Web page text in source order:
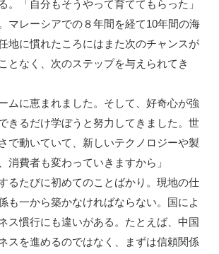
。「自分もそうやって育ててもらった」
マレーシアでの８年間を経て10年間の海
地に慣れたころにはまた次のチャンスが
となく、次のステップを与えられてき
ムに恵まれました。そして、好奇心が強
きるだけ学ぼうと努力してきました。世
で動いていて、新しいテクノロジーや製
消費者も変わっていきますから」
るたびに初めてのことばかり。現地の仕
も一から築かなければならない。国によ
ス慣行にも違いがある。たとえば、中国
スを進めるのではなく、まずは信頼関係